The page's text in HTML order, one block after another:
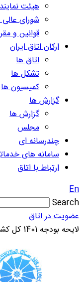
هیئت
شورای
قوانین و
ارکان اتاق ایران
اتاق ها
تشکل ها
کمیسیون ها
گزارش ها
گزارش ها
مجلس
چندرسانه ای
سامانه های
ارتباط با اتاق
En
Search
عضویت در اتاق
لایحه بودجه 1401 کل کشور